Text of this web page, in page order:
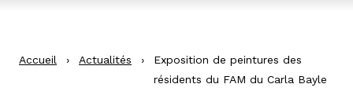
Accueil › Actualités ›
Exposition de peintures des
résidents du FAM du Carla Bayle